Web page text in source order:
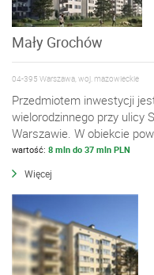
Mały Grochów
04-395 Warszawa, woj. mazowieckie
Przedmiotem inwestycji
wielorodzinnego przy ulicy
Warszawie. W obiekcie
wartość: 8 mln do 37 mln PLN
Więcej